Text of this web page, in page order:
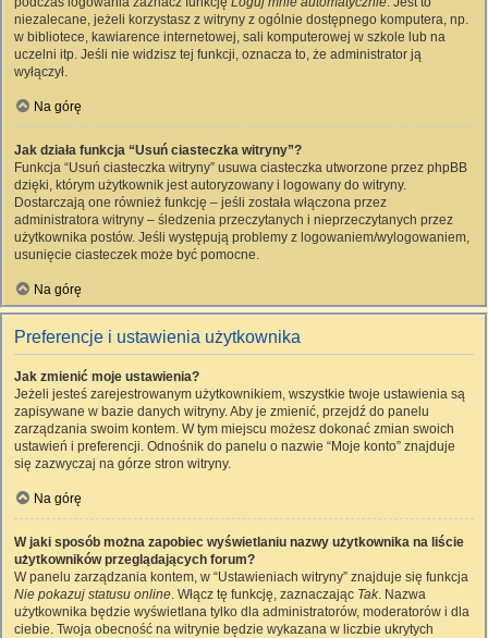
niezalecane, jeżeli korzystasz z witryny z ogólnie dostępnego komputera, np.
w bibliotece, kawiarence internetowej, sali komputerowej w szkole lub na
uczelni itp. Jeśli nie widzisz tej funkcji, oznacza to, że administrator ją
wyłączył.
Na górę
Jak działa funkcja “Usuń ciasteczka witryny”?
Funkcja “Usuń ciasteczka witryny” usuwa ciasteczka utworzone przez phpBB
dzięki, którym użytkownik jest autoryzowany i logowany do witryny.
Dostarczają one również funkcję – jeśli została włączona przez
administratora witryny – śledzenia przeczytanych i nieprzeczytanych przez
użytkownika postów. Jeśli występują problemy z logowaniem/wylogowaniem,
usunięcie ciasteczek może być pomocne.
Na górę
Preferencje i ustawienia użytkownika
Jak zmienić moje ustawienia?
Jeżeli jesteś zarejestrowanym użytkownikiem, wszystkie twoje ustawienia są
zapisywane w bazie danych witryny. Aby je zmienić, przejdź do panelu
zarządzania swoim kontem. W tym miejscu możesz dokonać zmian swoich
ustawień i preferencji. Odnośnik do panelu o nazwie “Moje konto” znajduje
się zazwyczaj na górze stron witryny.
Na górę
W jaki sposób można zapobiec wyświetlaniu nazwy użytkownika na liście
użytkowników przeglądających forum?
W panelu zarządzania kontem, w “Ustawieniach witryny” znajduje się funkcja
Nie pokazuj statusu online. Włącz tę funkcję, zaznaczając Tak. Nazwa
użytkownika będzie wyświetlana tylko dla administratorów, moderatorów i dla
ciebie. Twoja obecność na witrynie będzie wykazana w liczbie ukrytych